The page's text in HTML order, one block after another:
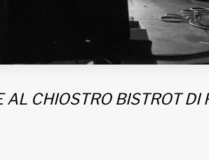
CHIOSTRO BISTROT DI